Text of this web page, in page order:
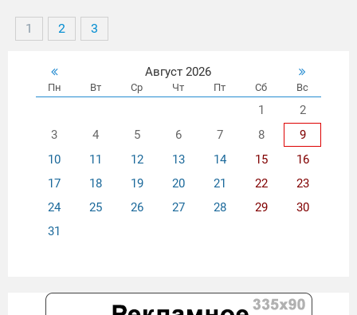
1 2 3
Август 2026
Пн Вт Ср Чт Пт Сб Вс
1
2
3
4 5 6 7 8
9
10
11 12 13 14 15
16
17
18 19 20 21 22
23
24
25 26 27 28 29
30
31